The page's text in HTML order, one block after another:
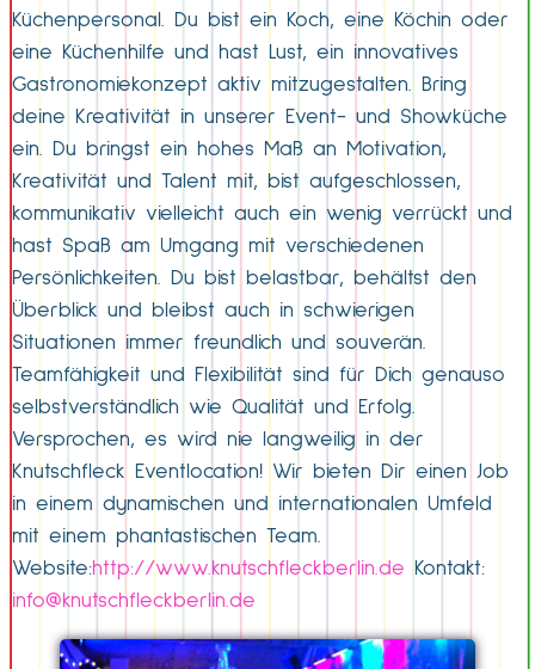
Küchenpersonal. Du bist ein Koch, eine Köchin oder
eine Küchenhilfe und hast Lust, ein innovatives
Gastronomiekonzept aktiv mitzugestalten. Bring
deine Kreativität in unserer Event- und Showküche
ein. Du bringst ein hohes Maß an Motivation,
Kreativität und Talent mit, bist aufgeschlossen,
kommunikativ vielleicht auch ein wenig verrückt und
hast Spaß am Umgang mit verschiedenen
Persönlichkeiten. Du bist belastbar, behältst den
Überblick und bleibst auch in schwierigen
Situationen immer freundlich und souverän.
Teamfähigkeit und Flexibilität sind für Dich genauso
selbstverständlich wie Qualität und Erfolg.
Versprochen, es wird nie langweilig in der
Knutschfleck Eventlocation! Wir bieten Dir einen Job
in einem dynamischen und internationalen Umfeld
mit einem phantastischen Team.
Website:http://www.knutschfleckberlin.de Kontakt:
info@knutschfleckberlin.de